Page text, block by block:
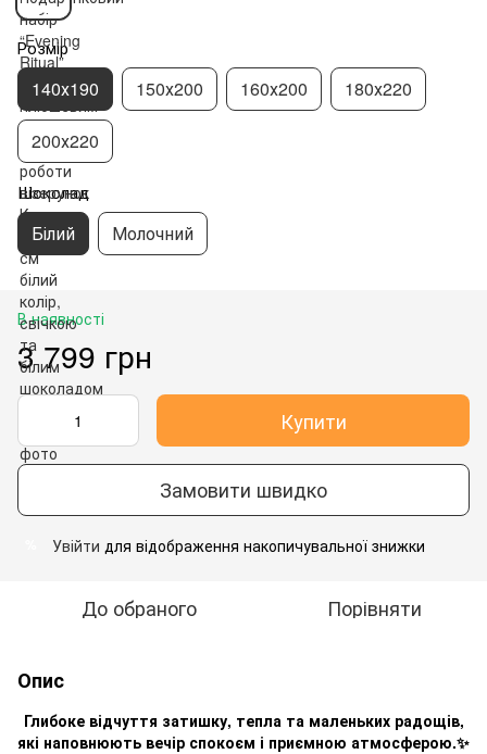
Розмір
140х190 150х200 160х200 180х220
200х220
Шоколад
Білий Молочний
В наявності
3 799 грн
Купити
Замовити швидко
Увійти для відображення накопичувальної знижки
До обраного Порівняти
Опис
Глибоке відчуття затишку, тепла та маленьких радощів,
які наповнюють вечір спокоєм і приємною атмосферою.✨